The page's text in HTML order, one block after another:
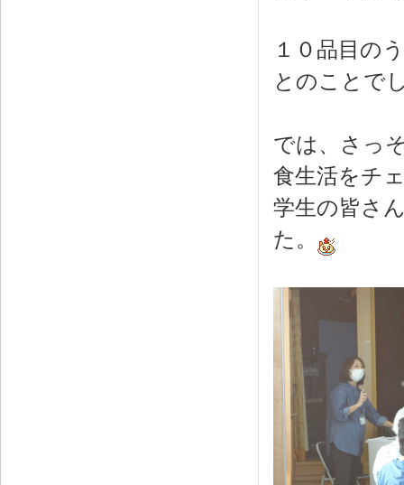
１０品目の
とのことで
では、さっ
食生活をチ
学生の皆さ
た。